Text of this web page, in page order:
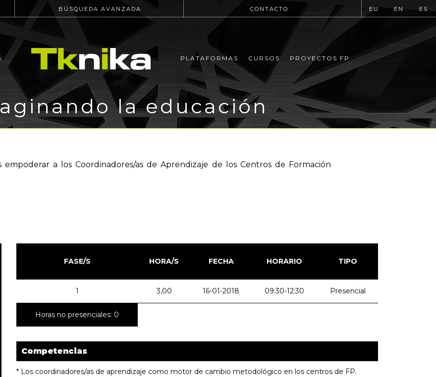
BÚSQUEDA AVANZADA CONTACTO EU EN ES
PLATAFORMAS CURSOS PROYECTOS FP
la educación
a los Coordinadores/as de Aprendizaje de los Centros de Formación
FASE/S HORA/S FECHA HORARIO TIPO
1 3,00 16-01-2018 09:30-12:30 Presencial
Horas no presenciales: 0
Competencias
* Los coordinadores/as de aprendizaje como motor de cambio metodológico en los centros de FP.